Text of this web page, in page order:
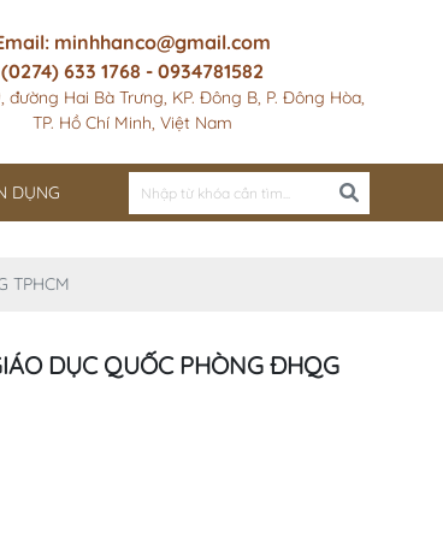
minhhanco@gmail.com
(0274) 633 1768 - 0934781582
đường Hai Bà Trưng, KP. Đông B, P. Đông Hòa,
TP. Hồ Chí Minh, Việt Nam
DỤNG
TPHCM
DỤC QUỐC PHÒNG ĐHQG